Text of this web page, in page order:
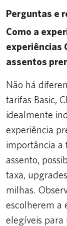
Perguntas e
Como a
experiências
assentos
Não há
tarifas Basic,
idealmente
experiência
importância a
assento,
taxa,
milhas.
escolherem a
elegíveis para